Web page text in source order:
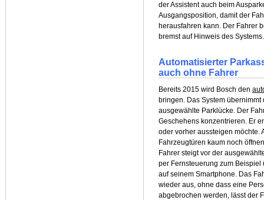
der Assistent auch beim
Ausgangsposition, damit der
herausfahren kann. Der Fahrer
bremst auf Hinweis des Systems.
Automatisierter
auch ohne Fahrer
Bereits 2015 wird Bosch den
bringen. Das System
ausgewählte Parklücke. Der
Geschehens konzentrieren. Er
oder vorher aussteigen möchte.
Fahrzeugtüren kaum noch
Fahrer steigt vor der
per Fernsteuerung zum Beispiel
auf seinem Smartphone. Das
wieder aus, ohne dass eine
abgebrochen werden, lässt der